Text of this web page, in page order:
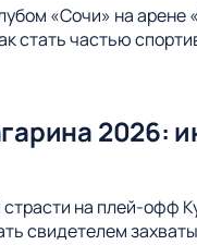
«Сочи» на
стать частью
2026:
на плей-офф
свидетелем